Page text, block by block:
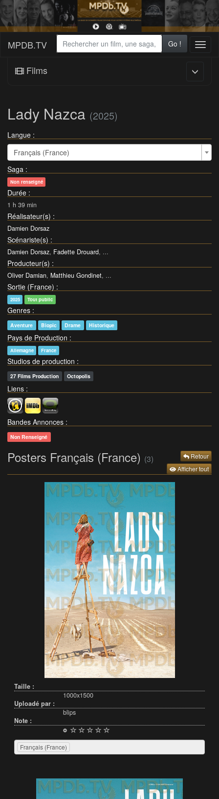
MPDB.TV Go !
Films
Lady Nazca (2025)
Langue :
Français (France)
Saga :
Non renseigné
Durée :
1 h 39 min
Réalisateur(s) :
Damien Dorsaz
Scénariste(s) :
Damien Dorsaz, Fadette Drouard, ...
Producteur(s) :
Oliver Damian, Matthieu Gondinet, ...
Sortie (France) :
2025 Tout public
Genres :
Aventure Biopic Drame Historique
Pays de Production :
Allemagne France
Studios de production :
27 Films Production Octopolis
Liens :
Bandes Annonces :
Non Renseigné
Posters Français (France) (3)
Retour
Afficher tout
Taille :
1000x1500
Uploadé par :
blips
Note :
Français (France)